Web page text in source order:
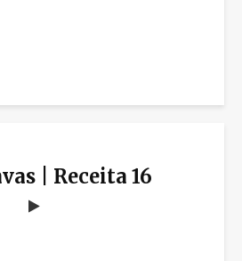
| Receita 16